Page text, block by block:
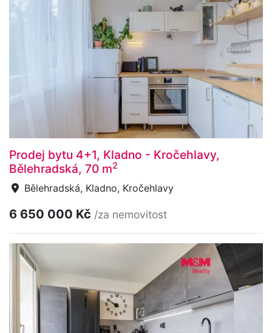
Prodej bytu 4+1, Kladno - Kročehlavy,
Bělehradská, 70 m2
Bělehradská, Kladno, Kročehlavy
6 650 000 Kč /za nemovitost